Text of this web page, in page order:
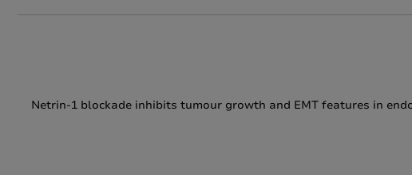
Netrin-1 blockade inhibits tumour growth and EMT features in